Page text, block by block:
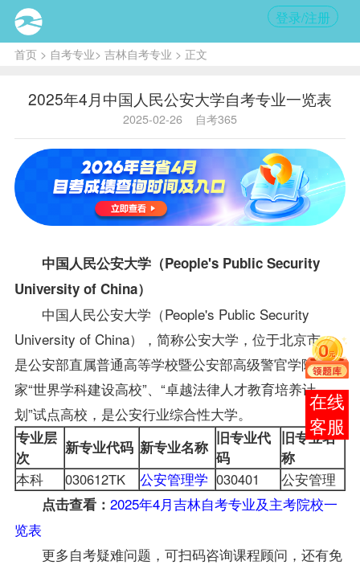
登录/注册
首页> 自考专业> 吉林自考专业 > 正文
2025年4月中国人民公安大学自考专业一览表
2025-02-26 自考365
中国人民公安大学（People's Public Security
University of China）
中国人民公安大学（People's Public Security
University of China），简称公安大学，位于北京市，
是公安部直属普通高等学校暨公安部高级警官学院，国
家“世界学科建设高校”、“卓越法律人才教育培养计
划”试点高校，是公安行业综合性大学。
专业层
次
新专业代码 新专业名称 旧专业代
码
旧专业名
称
本科
030612TK 公安管理学 030401
公安管理
点击查看： 2025年4月吉林自考专业及主考院校一
览表
更多自考疑难问题，可扫码咨询课程顾问，还有免
报考
咨询